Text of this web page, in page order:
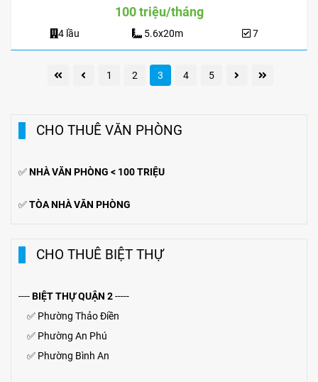
100 triệu/tháng
4 lầu 5.6x20m 7
1 2 3 4 5
CHO THUÊ VĂN PHÒNG
✅NHÀ VĂN PHÒNG < 100 TRIỆU
✅TÒA NHÀ VĂN PHÒNG
CHO THUÊ BIỆT THỰ
----BIỆT THỰ QUẬN 2-----
✅ Phường Thảo Điền
✅ Phường An Phú
✅ Phường Bình An